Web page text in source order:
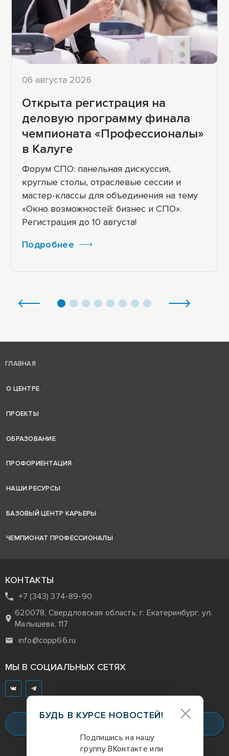
06 августа 2026
Открыта регистрация на
деловую программу финала
чемпионата «Профессионалы»
в Калуге
Форум СПО: панельная дискуссия,
круглые столы, отраслевые сессии и
мастер-классы для объединения на тему
«Окно возможностей: бизнес и СПО».
Регистрация до 10 августа!
Подробнее
ГЛАВНАЯ
О ЦЕНТРЕ
ПРОЕКТЫ
ОБРАЗОВАНИЕ
ПРОФОРИЕНТАЦИЯ
НАШИ РЕСУРСЫ
БАЗОВЫЙ ЦЕНТР КАРЬЕРЫ
ЧЕМПИОНАТ ПРОФЕССИОНАЛЫ
КОНТАКТЫ
+7 (343) 374-89-90
620078, Свердловская область, г. Екатеринбург, ул.
Малышева, 117
info@copp66.ru
МЫ В СОЦИАЛЬНЫХ СЕТЯХ
БУДЬ В КУРСЕ НОВОСТЕЙ!
Подпишись на нашу
группу ВКонтакте или